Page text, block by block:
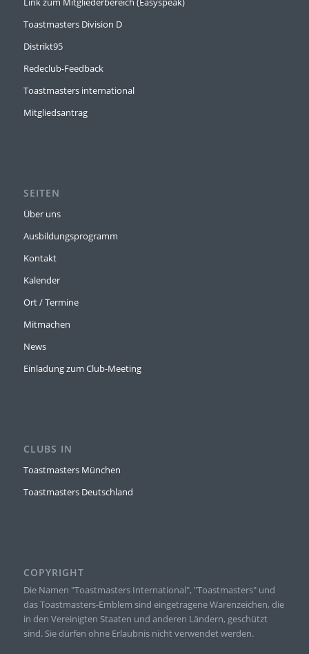
Toastmasters Division D
Distrikt95
Redeclub-Feedback
Toastmasters international
Mitgliedsantrag
SEITEN
Über uns
Ausbildungsprogramm
Kontakt
Kalender
Ort / Termine
Mitmachen
News
Einladung zum Club-Meeting
CLUBS IN
Toastmasters München
Toastmasters Deutschland
COPYRIGHT
Die Namen "Toastmasters International", "Toastmasters" und
das Toastmasters-Emblem sind eingetragene Warenzeichen, die
in den Vereinigten Staaten und anderen Ländern, geschützt
sind. Sie dürfen ohne Erlaubnis nicht verwendet werden.